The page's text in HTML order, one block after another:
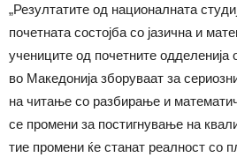
„Резултатите од националната
почетната состојба со јазична и
учениците од почетните
во Македонија зборуваат за
на читање со разбирање и
се промени за постигнување на
тие промени ќе станат реалност со